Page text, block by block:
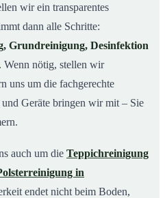
wir ein transparentes
dann alle Schritte:
Grundreinigung, Desinfektion
. Wenn nötig, stellen wir
uns um die fachgerechte
Geräte bringen wir mit – Sie
auch um die Teppichreinigung
in
endet nicht beim Boden,